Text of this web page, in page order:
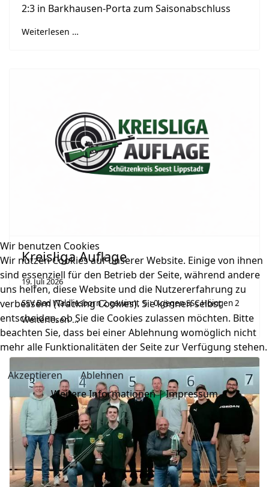
2:3 in Barkhausen‑Porta zum Saisonabschluss
Weiterlesen …
Kreisliga Auflage
19. Juli 2026
SSV Bad Waldliesborn 2 gewinnt 5 : 0 gegen SSC Höingen 2
Weiterlesen …
Previous Next
Wir benutzen Cookies
Wir nutzen Cookies auf unserer Website. Einige von ihnen
sind essenziell für den Betrieb der Seite, während andere
uns helfen, diese Website und die Nutzererfahrung zu
verbessern (Tracking Cookies). Sie können selbst
entscheiden, ob Sie die Cookies zulassen möchten. Bitte
beachten Sie, dass bei einer Ablehnung womöglich nicht
mehr alle Funktionalitäten der Seite zur Verfügung stehen.
Akzeptieren
Ablehnen
Weitere Informationen|Impressum